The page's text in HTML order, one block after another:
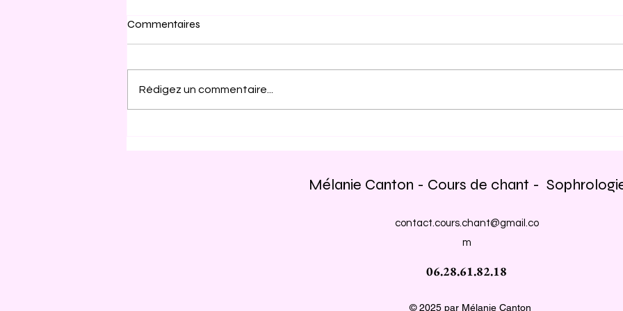
Commentaires
Rédigez un commentaire...
Mélanie Canton - Cours de chant -
contact.cours.chant@gmail.co
m
06.28.61.82.18
© 2025 par Mélanie Canton